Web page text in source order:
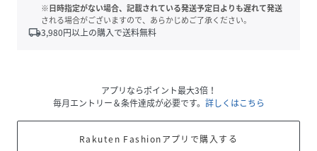
※日時指定がない場合、記載されている発送予定日よりも遅れて発送
される場合がございますので、あらかじめご了承ください。
local_shipping3,980円以上の購入で送料無料
アプリならポイント最大3倍！
毎月エントリー＆条件達成が必要です。 詳しくはこちら
Rakuten Fashionアプリで購入する